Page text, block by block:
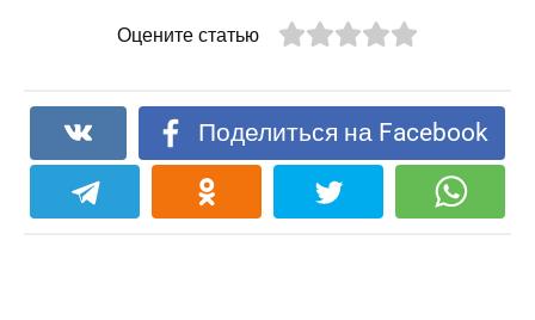
Оцените статью
Поделиться на Facebook